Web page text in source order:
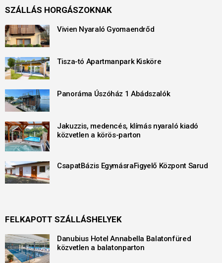
SZÁLLÁS HORGÁSZOKNAK
Vivien Nyaraló Gyomaendrőd
Tisza-tó Apartmanpark Kisköre
Panoráma Úszóház 1 Abádszalók
Jakuzzis, medencés, klímás nyaraló kiadó
közvetlen a körös-parton
CsapatBázis EgymásraFigyelő Központ Sarud
FELKAPOTT SZÁLLÁSHELYEK
Danubius Hotel Annabella Balatonfüred
közvetlen a balatonparton